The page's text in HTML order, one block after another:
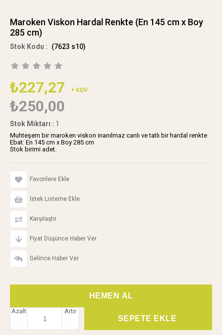
Maroken Viskon Hardal Renkte (En 145 cm x Boy
285 cm)
(7623 s10)
₺227,27 + KDV
₺250,00
Stok Miktarı : 1
Muhteşem bir maroken viskon inanılmaz canlı ve tatlı bir hardal renkte
Ebat: En 145 cm x Boy 285 cm
Stok birimi adet.
Favorilere Ekle
İstek Listeme Ekle
Karşılaştır
Fiyat Düşünce Haber Ver
Gelince Haber Ver
Artır
Azalt